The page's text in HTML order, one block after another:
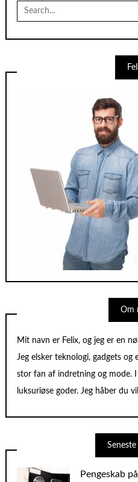
Search
for:
Om
Mit navn er Felix, og jeg er en
Jeg elsker teknologi, gadgets
stor fan af indretning og mode.
luksuriøse goder. Jeg håber du
Pengeskab